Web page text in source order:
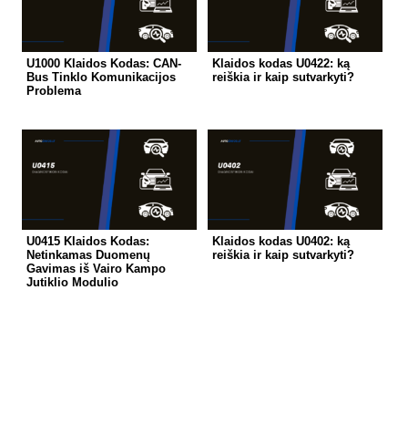
U1000 Klaidos Kodas: CAN-
Bus Tinklo Komunikacijos
Problema
Klaidos kodas U0422: ką
reiškia ir kaip sutvarkyti?
U0415 Klaidos Kodas:
Netinkamas Duomenų
Gavimas iš Vairo Kampo
Jutiklio Modulio
Klaidos kodas U0402: ką
reiškia ir kaip sutvarkyti?